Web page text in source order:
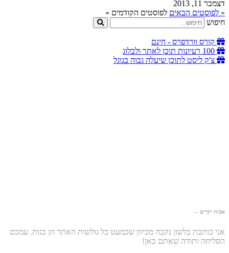
דצמבר 11, 2013
« לפוסטים הבאים לפוסטים הקודמים »
חיפוש
קורס וורדפרס - חינם
100 רעיונות תוכן לאתר ולבלוג
צ'ק ליסט לתוכן שיעלה גבוה בגוגל
אבות יקרים –
אני כותבת בלשון נקבה מכיוון שכמעט כל גולשות האתר הן בנות. עמכם
הסליחה ותודה שאתם כאן!